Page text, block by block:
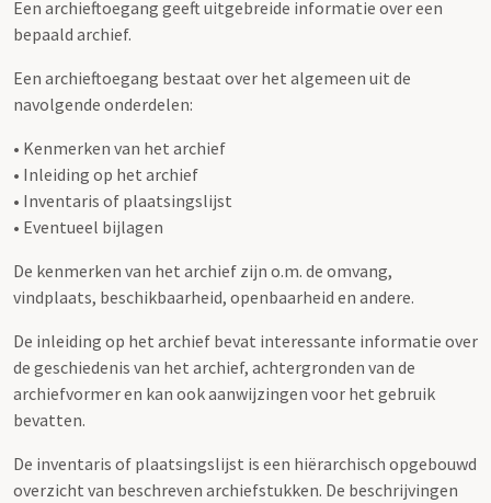
Een archieftoegang geeft uitgebreide informatie over een
bepaald archief.
Een archieftoegang bestaat over het algemeen uit de
navolgende onderdelen:
• Kenmerken van het archief
• Inleiding op het archief
• Inventaris of plaatsingslijst
• Eventueel bijlagen
De kenmerken van het archief zijn o.m. de omvang,
vindplaats, beschikbaarheid, openbaarheid en andere.
De inleiding op het archief bevat interessante informatie over
de geschiedenis van het archief, achtergronden van de
archiefvormer en kan ook aanwijzingen voor het gebruik
bevatten.
De inventaris of plaatsingslijst is een hiërarchisch opgebouwd
overzicht van beschreven archiefstukken. De beschrijvingen